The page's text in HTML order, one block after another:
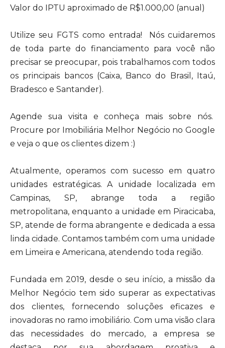
Valor do IPTU aproximado de R$1.000,00 (anual)
Utilize seu FGTS como entrada! Nós cuidaremos
de toda parte do financiamento para você não
precisar se preocupar, pois trabalhamos com todos
os principais bancos (Caixa, Banco do Brasil, Itaú,
Bradesco e Santander).
Agende sua visita e conheça mais sobre nós.
Procure por Imobiliária Melhor Negócio no Google
e veja o que os clientes dizem :)
Atualmente, operamos com sucesso em quatro
unidades estratégicas. A unidade localizada em
Campinas, SP, abrange toda a região
metropolitana, enquanto a unidade em Piracicaba,
SP, atende de forma abrangente e dedicada a essa
linda cidade. Contamos também com uma unidade
em Limeira e Americana, atendendo toda região.
Fundada em 2019, desde o seu início, a missão da
Melhor Negócio tem sido superar as expectativas
dos clientes, fornecendo soluções eficazes e
inovadoras no ramo imobiliário. Com uma visão clara
das necessidades do mercado, a empresa se